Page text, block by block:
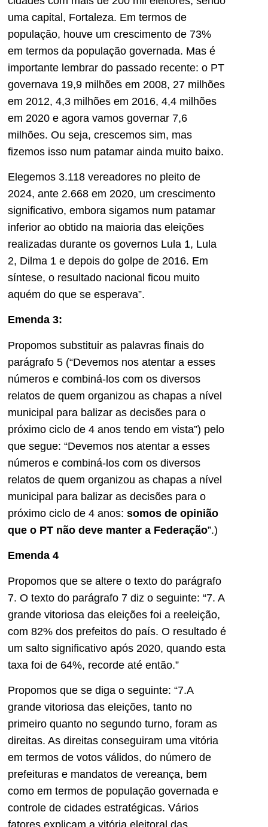
uma capital, Fortaleza. Em termos de
população, houve um crescimento de 73%
em termos da população governada. Mas é
importante lembrar do passado recente: o PT
governava 19,9 milhões em 2008, 27 milhões
em 2012, 4,3 milhões em 2016, 4,4 milhões
em 2020 e agora vamos governar 7,6
milhões. Ou seja, crescemos sim, mas
fizemos isso num patamar ainda muito baixo.
Elegemos 3.118 vereadores no pleito de
2024, ante 2.668 em 2020, um crescimento
significativo, embora sigamos num patamar
inferior ao obtido na maioria das eleições
realizadas durante os governos Lula 1, Lula
2, Dilma 1 e depois do golpe de 2016. Em
síntese, o resultado nacional ficou muito
aquém do que se esperava”.
Emenda 3:
Propomos substituir as palavras finais do
parágrafo 5 (“Devemos nos atentar a esses
números e combiná-los com os diversos
relatos de quem organizou as chapas a nível
municipal para balizar as decisões para o
próximo ciclo de 4 anos tendo em vista”) pelo
que segue: “Devemos nos atentar a esses
números e combiná-los com os diversos
relatos de quem organizou as chapas a nível
municipal para balizar as decisões para o
próximo ciclo de 4 anos: somos de opinião
que o PT não deve manter a Federação”.)
Emenda 4
Propomos que se altere o texto do parágrafo
7. O texto do parágrafo 7 diz o seguinte: “7. A
grande vitoriosa das eleições foi a reeleição,
com 82% dos prefeitos do país. O resultado é
um salto significativo após 2020, quando esta
taxa foi de 64%, recorde até então.”
Propomos que se diga o seguinte: “7.A
grande vitoriosa das eleições, tanto no
primeiro quanto no segundo turno, foram as
direitas. As direitas conseguiram uma vitória
em termos de votos válidos, do número de
prefeituras e mandatos de vereança, bem
como em termos de população governada e
controle de cidades estratégicas. Vários
fatores explicam a vitória eleitoral das